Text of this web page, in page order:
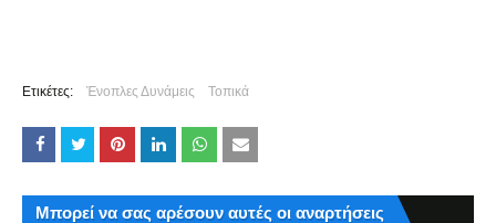
Ετικέτες: Ένοπλες Δυνάμεις Τοπικά
Μπορεί να σας αρέσουν αυτές οι αναρτήσεις